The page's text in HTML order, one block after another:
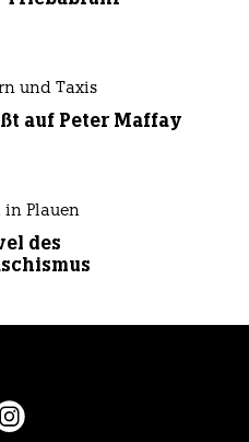
und Taxis
auf Peter Maffay
in Plauen
des